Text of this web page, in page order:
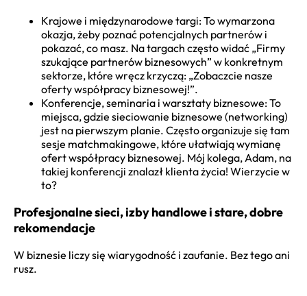
Krajowe i międzynarodowe targi: To wymarzona
okazja, żeby poznać potencjalnych partnerów i
pokazać, co masz. Na targach często widać „Firmy
szukające partnerów biznesowych” w konkretnym
sektorze, które wręcz krzyczą: „Zobaczcie nasze
oferty współpracy biznesowej!”.
Konferencje, seminaria i warsztaty biznesowe: To
miejsca, gdzie sieciowanie biznesowe (networking)
jest na pierwszym planie. Często organizuje się tam
sesje matchmakingowe, które ułatwiają wymianę
ofert współpracy biznesowej. Mój kolega, Adam, na
takiej konferencji znalazł klienta życia! Wierzycie w
to?
Profesjonalne sieci, izby handlowe i stare, dobre
rekomendacje
W biznesie liczy się wiarygodność i zaufanie. Bez tego ani
rusz.